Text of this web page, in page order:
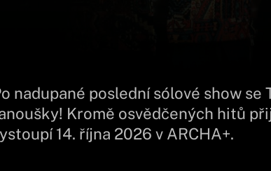
nadupané poslední sólové show se
Kromě osvědčených hitů
14. října 2026 v ARCHA+.